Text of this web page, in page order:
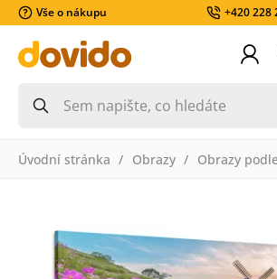
Vše o nákupu +420 228
Úvodní stránka Obrazy Obrazy